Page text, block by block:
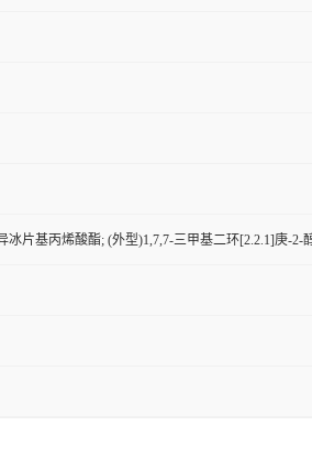
片基丙烯酸酯; (外型)1,7,7-三甲基二环[2.2.1]庚-2-